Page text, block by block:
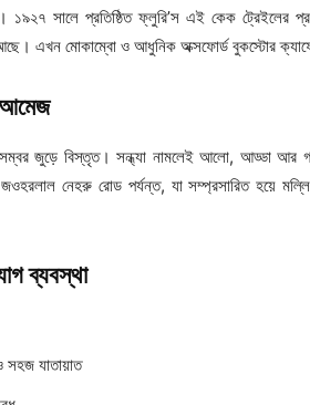
১৯২৭ সালে প্রতিষ্ঠিত ফ্লুরি’স এই কেক ট্রেইলের
এখন মোকাম্বো ও আধুনিক অক্সফোর্ড বুকস্টোর
আমেজ
জুড়ে বিস্তৃত। সন্ধ্যা নামলেই আলো, আড্ডা
নেহরু রোড পর্যন্ত, যা সম্প্রসারিত হয়ে
ব্যবস্থা
সহজ যাতায়াত